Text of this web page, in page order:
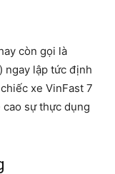
còn gọi là
ngay lập tức định
xe VinFast 7
sự thực dụng